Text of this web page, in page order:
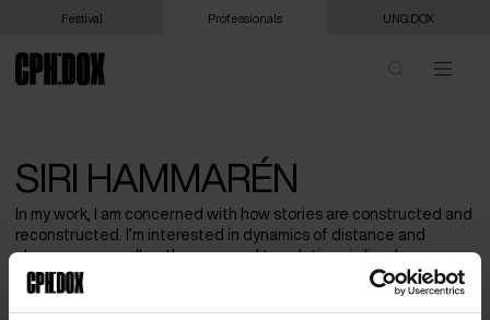
Festival Professionals UNG:DOX
SIRI HAMMARÉN
In my work, I am concerned with how stories are constructed and
reconstructed. I’m interested in dynamics of distance and
closeness, as well as the gaps and translations in lived
experience.